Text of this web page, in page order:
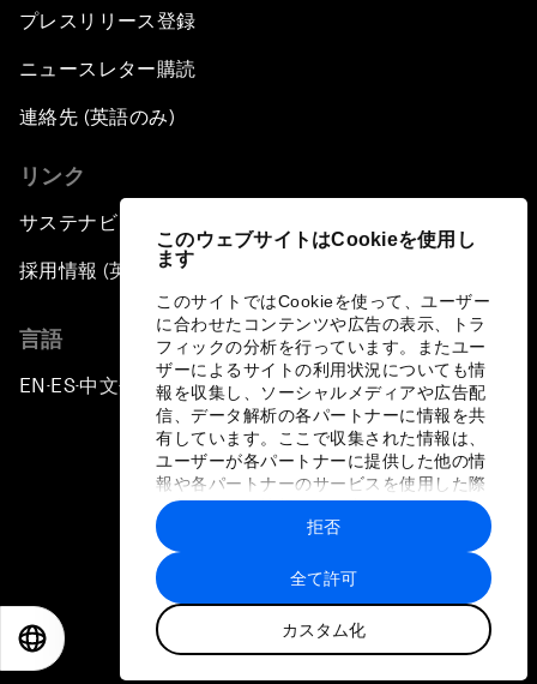
このウェブサイトはCookieを使用し
ます
このサイトではCookieを使って、ユーザー
に合わせたコンテンツや広告の表示、トラ
フィックの分析を行っています。またユー
ザーによるサイトの利用状況についても情
報を収集し、ソーシャルメディアや広告配
信、データ解析の各パートナーに情報を共
有しています。ここで収集された情報は、
ユーザーが各パートナーに提供した他の情
報や各パートナーのサービスを使用した際
に収集された情報と組み合わされ、各パー
トナーによって使用されることがありま
す。
全て許可
カスタム化
拒否
プレスリリース登録
ニュースレター購読
連絡先 (英語のみ)
リンク
サステナビリティへの取り組み
採用情報 (英語のみ)
言語
EN ▪ ES▪中文▪ 日本語
プライバシーポリシーと利用規約
サイトマップ
©
世界経済フォーラム